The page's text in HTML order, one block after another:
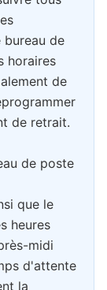
de
horaires
de
de retrait.
de poste
que le
heures
midi
d'attente
la